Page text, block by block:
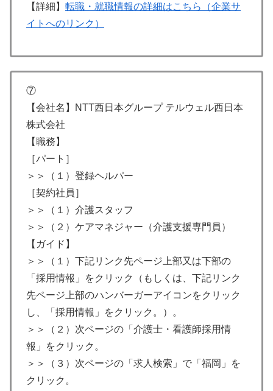
【詳細】 転職・就職情報の詳細はこちら（企業サ
イトへのリンク）
⑦
【会社名】NTT西日本グループ テルウェル西日本
株式会社
【職務】
［パート］
＞＞（１）登録ヘルパー
［契約社員］
＞＞（１）介護スタッフ
＞＞（２）ケアマネジャー（介護支援専門員）
【ガイド】
＞＞（１）下記リンク先ページ上部又は下部の
「採用情報」をクリック（もしくは、下記リンク
先ページ上部のハンバーガーアイコンをクリック
し、「採用情報」をクリック。）。
＞＞（２）次ページの「介護士・看護師採用情
報」をクリック。
＞＞（３）次ページの「求人検索」で「福岡」を
クリック。